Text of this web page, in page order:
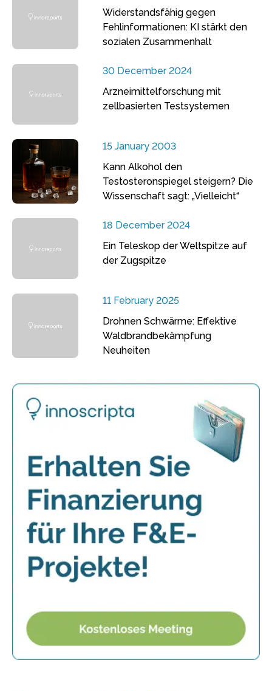
Widerstandsfähig gegen
Fehlinformationen: KI stärkt den
sozialen Zusammenhalt
30 December 2024
Arzneimittelforschung mit
zellbasierten Testsystemen
15 January 2003
Kann Alkohol den
Testosteronspiegel steigern? Die
Wissenschaft sagt: „Vielleicht“
18 December 2024
Ein Teleskop der Weltspitze auf
der Zugspitze
11 February 2025
Drohnen Schwärme: Effektive
Waldbrandbekämpfung
Neuheiten